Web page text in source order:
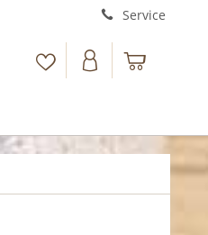
Service